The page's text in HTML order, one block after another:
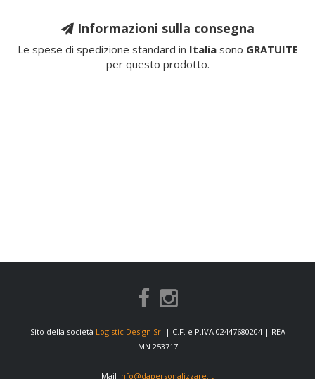
Informazioni sulla consegna
Le spese di spedizione standard in Italiasono GRATUITE
per questo prodotto.
Sito della società Logistic Design Srl | C.F. e P.IVA 02447680204 | REA
MN 253717
Mail info@dapersonalizzare.it